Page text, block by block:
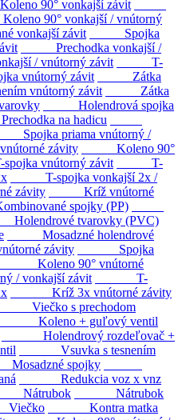
90° vonkajší závit
90° vonkajší / vnútorný
vonkajší závit
Spojka
Prechodka vonkajší /
/ vnútorný závit
T-
vnútorný závit
Zátka
vnútorný závit
Zátka
Holendrová spojka
na hadicu
priama vnútorný /
závity
Koleno 90°
vnútorný závit
T-
T-spojka vonkajší 2x /
závity
Kríž vnútorné
spojky (PP)
tvarovky (PVC)
Mosadzné holendrové
závity
Spojka
Koleno 90° vnútorné
vonkajší závit
T-
Kríž 3x vnútorné závity
s prechodom
Koleno + guľový ventil
Holendrový rozdeľovač +
Vsuvka s tesnením
spojky
Redukcia voz x vnz
Nátrubok
Kontra matka